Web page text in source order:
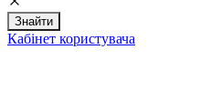
Знайти
Кабінет користувача